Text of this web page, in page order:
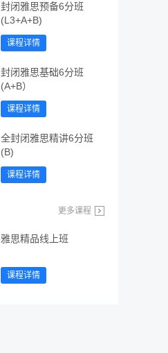
封闭雅思预备6分班
(L3+A+B)
课程详情
封闭雅思基础6分班
(A+B）
课程详情
全封闭雅思精讲6分班
(B)
课程详情
更多课程
雅思精品线上班
课程详情